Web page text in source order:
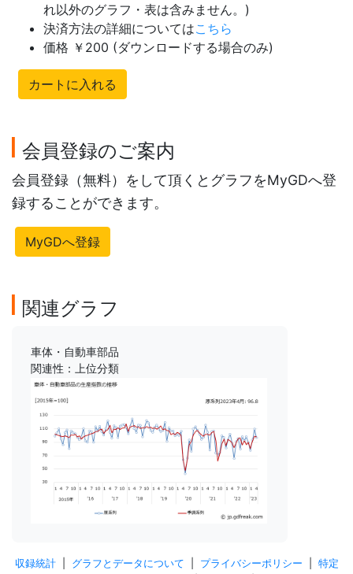
れ以外のグラフ・表は含みません。)
決済方法の詳細についてはこちら
価格 ￥200 (ダウンロードする場合のみ)
カートに入れる
会員登録のご案内
会員登録（無料）をして頂くとグラフをMyGDへ登
録することができます。
MyGDへ登録
関連グラフ
車体・自動車部品
関連性：上位分類
収録統計| グラフとデータについて プライバシーポリシー 特定